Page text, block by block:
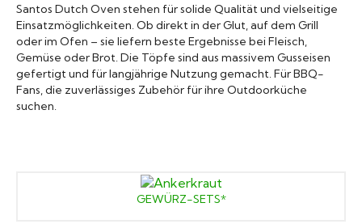
Bücher
Santos Dutch Oven stehen für solide Qualität und vielseitige
Einsatzmöglichkeiten. Ob direkt in der Glut, auf dem Grill
oder im Ofen – sie liefern beste Ergebnisse bei Fleisch,
Gemüse oder Brot. Die Töpfe sind aus massivem Gusseisen
gefertigt und für langjährige Nutzung gemacht. Für BBQ-
Fans, die zuverlässiges Zubehör für ihre Outdoorküche
suchen.
GEWÜRZ-SETS*